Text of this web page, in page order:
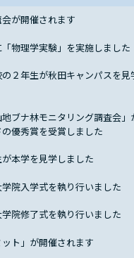
が開催されます
物理学実験」を実施しました
２年生が秋田キャンパスを見
地ブナ林モニタリング調査会
優秀賞を受賞しました
本学を見学しました
院入学式を執り行いました
院修了式を執り行いました
ット」が開催されます